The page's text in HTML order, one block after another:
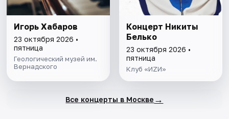
Игорь Хабаров
23 октября 2026 •
пятница
Геологический музей им.
Вернадского
Концерт Никиты
Белько
23 октября 2026 •
пятница
Клуб «ИZИ»
Все концерты в Москве →